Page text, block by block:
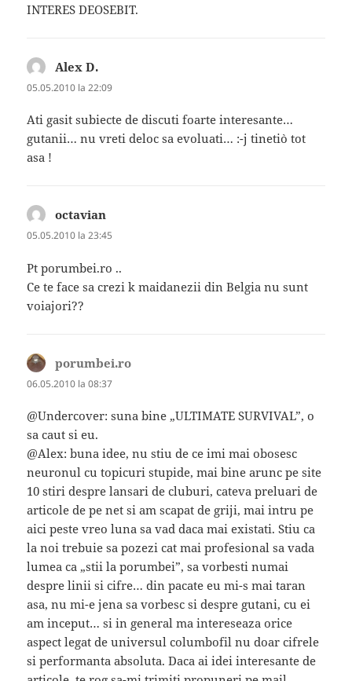
INTERES DEOSEBIT.
Alex D.
05.05.2010 la 22:09
Ati gasit subiecte de discuti foarte interesante…
gutanii… nu vreti deloc sa evoluati… :-j tineti`o tot
asa !
octavian
05.05.2010 la 23:45
Pt porumbei.ro ..
Ce te face sa crezi k maidanezii din Belgia nu sunt
voiajori??
porumbei.ro
06.05.2010 la 08:37
@Undercover: suna bine „ULTIMATE SURVIVAL”, o
sa caut si eu.
@Alex: buna idee, nu stiu de ce imi mai obosesc
neuronul cu topicuri stupide, mai bine arunc pe site
10 stiri despre lansari de cluburi, cateva preluari de
articole de pe net si am scapat de griji, mai intru pe
aici peste vreo luna sa vad daca mai existati. Stiu ca
la noi trebuie sa pozezi cat mai profesional sa vada
lumea ca „stii la porumbei”, sa vorbesti numai
despre linii si cifre… din pacate eu mi-s mai taran
asa, nu mi-e jena sa vorbesc si despre gutani, cu ei
am inceput… si in general ma intereseaza orice
aspect legat de universul columbofil nu doar cifrele
si performanta absoluta. Daca ai idei interesante de